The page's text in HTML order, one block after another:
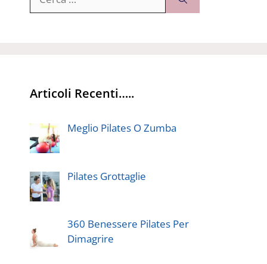
per:
Articoli Recenti…..
Meglio Pilates O Zumba
Pilates Grottaglie
360 Benessere Pilates Per
Dimagrire